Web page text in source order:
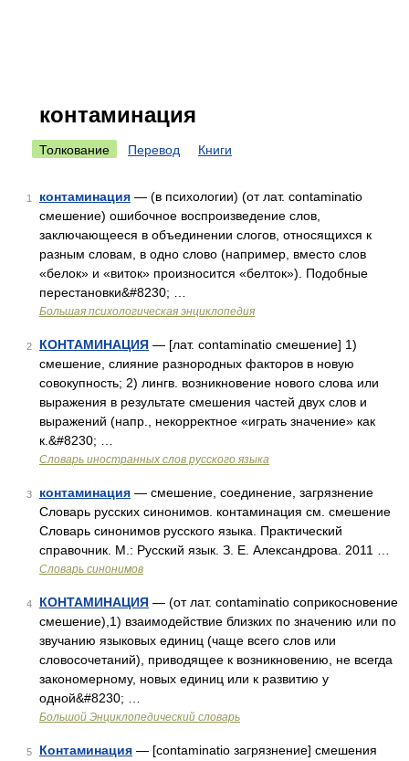
контаминация
Толкование Перевод Книги
1 контаминация — (в психологии) (от лат. contaminatio
смешение) ошибочное воспроизведение слов,
заключающееся в объединении слогов, относящихся к
разным словам, в одно слово (например, вместо слов
«белок» и «виток» произносится «белток»). Подобные
перестановки&#8230; …
Большая психологическая энциклопедия
2 КОНТАМИНАЦИЯ — [лат. contaminatio смешение] 1)
смешение, слияние разнородных факторов в новую
совокупность; 2) лингв. возникновение нового слова или
выражения в результате смешения частей двух слов и
выражений (напр., некорректное «играть значение» как
к.&#8230; …
Словарь иностранных слов русского языка
3 контаминация — смешение, соединение, загрязнение
Словарь русских синонимов. контаминация см. смешение
Словарь синонимов русского языка. Практический
справочник. М.: Русский язык. З. Е. Александрова. 2011 …
Словарь синонимов
4 КОНТАМИНАЦИЯ — (от лат. contaminatio соприкосновение
смешение),1) взаимодействие близких по значению или по
звучанию языковых единиц (чаще всего слов или
словосочетаний), приводящее к возникновению, не всегда
закономерному, новых единиц или к развитию у
одной&#8230; …
Большой Энциклопедический словарь
5 Контаминация — [contaminatio загрязнение] смешения